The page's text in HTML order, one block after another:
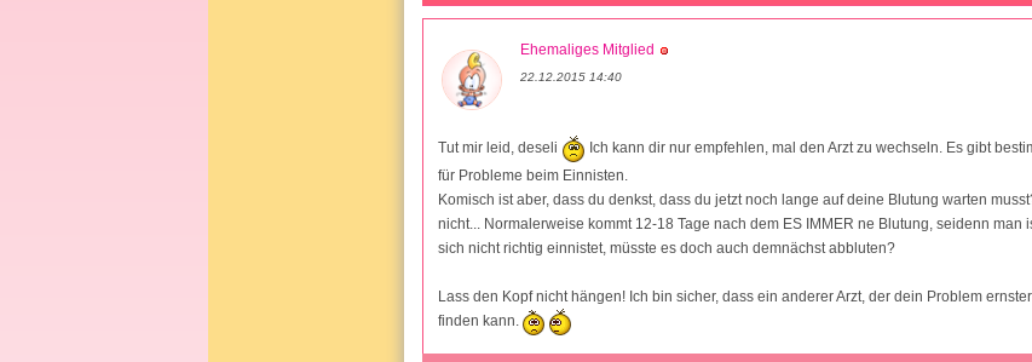
Ehemaliges Mitglied
22.12.2015 14:40
Tut mir leid, deseli
Ich kann dir nur empfehlen, mal den Arzt zu wechseln. Es gibt
für Probleme beim Einnisten.
Komisch ist aber, dass du denkst, dass du jetzt noch lange auf deine Blutung warten
nicht... Normalerweise kommt 12-18 Tage nach dem ES IMMER ne Blutung, seidenn man
sich nicht richtig einnistet, müsste es doch auch demnächst abbluten?
Lass den Kopf nicht hängen! Ich bin sicher, dass ein anderer Arzt, der dein Problem
finden kann.